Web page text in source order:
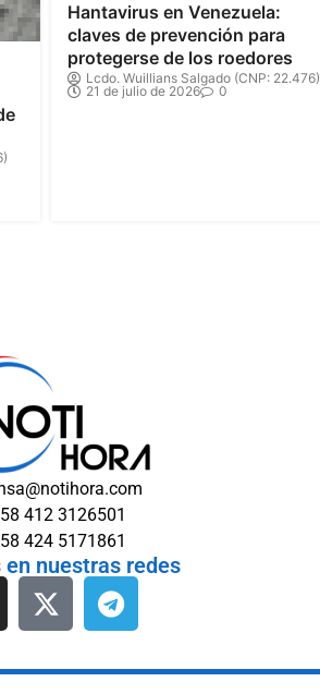
Hantavirus en Venezuela:
claves de prevención para
protegerse de los roedores
Lcdo. Wuillians Salgado (CNP: 22.476)
21 de julio de 2026
0
412 3126501
424 5171861
en nuestras redes